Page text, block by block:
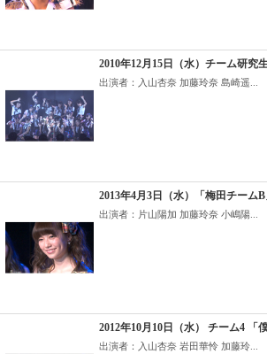
2010年12月15日（水）チーム研究
出演者：入山杏奈 加藤玲奈 島崎遥...
2013年4月3日（水）「梅田チーム
出演者：片山陽加 加藤玲奈 小嶋陽...
2012年10月10日（水） チーム4 「
出演者：入山杏奈 岩田華怜 加藤玲...